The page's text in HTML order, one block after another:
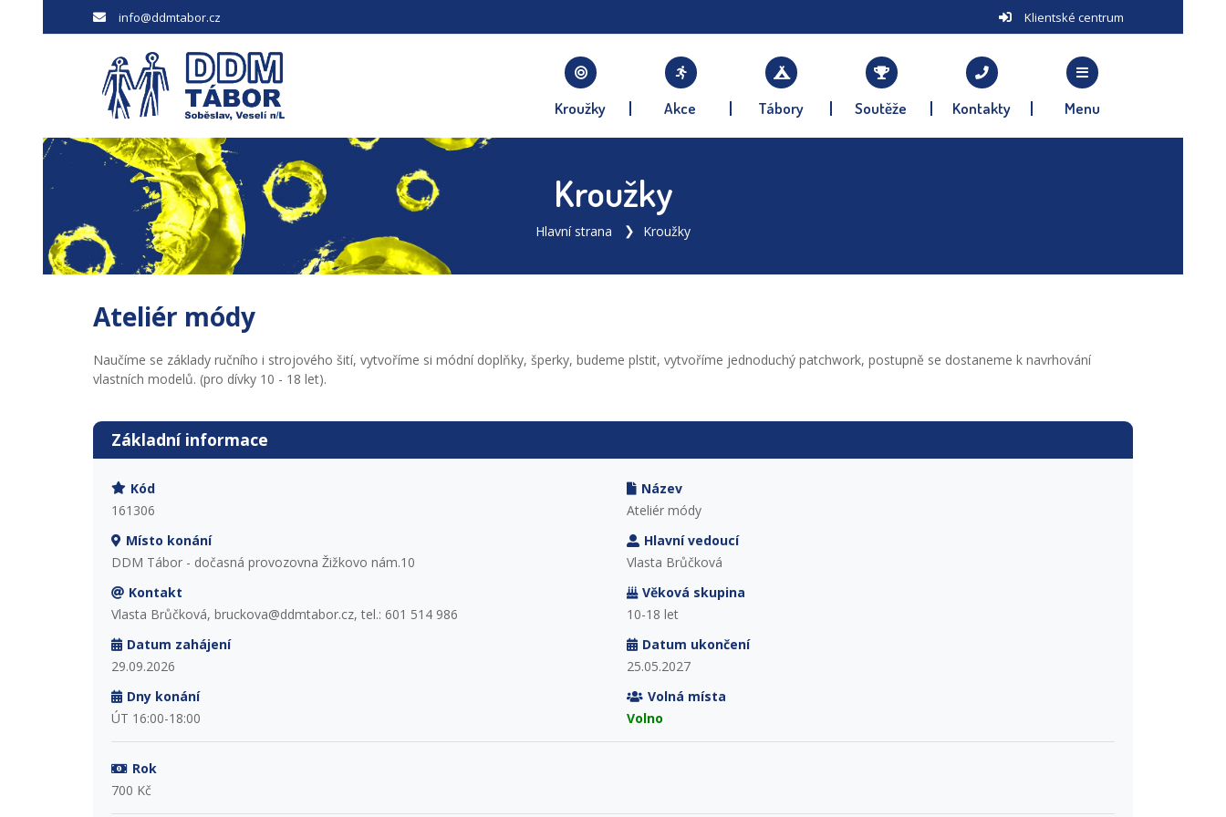
info@ddmtabor.cz Klientské centrum
Kroužky Akce Tábory Soutěže Kontakty Menu
Kroužky
Hlavní strana Kroužky
Ateliér módy
Naučíme se základy ručního i strojového šití, vytvoříme si módní doplňky, šperky, budeme plstit, vytvoříme jednoduchý patchwork, postupně se dostaneme k navrhování
vlastních modelů. (pro dívky 10 - 18 let).
Základní informace
Kód
161306
Název
Ateliér módy
Místo konání
DDM Tábor - dočasná provozovna Žižkovo nám.10
Hlavní vedoucí
Vlasta Brůčková
Kontakt
Vlasta Brůčková, bruckova@ddmtabor.cz, tel.: 601 514 986
Věková skupina
10-18 let
Datum zahájení
29.09.2026
Datum ukončení
25.05.2027
Dny konání
ÚT 16:00-18:00
Volná místa
Volno
Rok
700 Kč